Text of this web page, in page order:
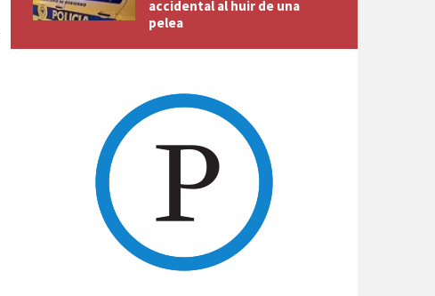
accidental al huir de una
pelea